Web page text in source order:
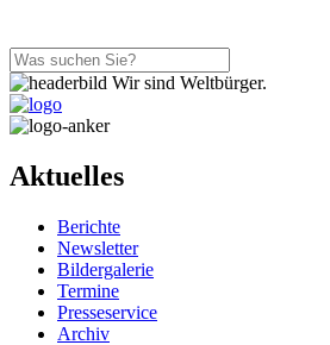
Wir sind Weltbürger.
Aktuelles
Berichte
Newsletter
Bildergalerie
Termine
Presseservice
Archiv